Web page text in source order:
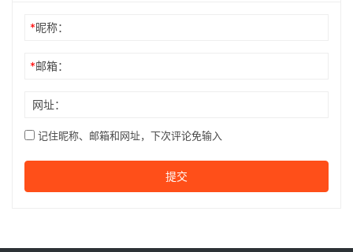
*昵称：
*邮箱：
网址：
记住昵称、邮箱和网址，下次评论免输入
提交